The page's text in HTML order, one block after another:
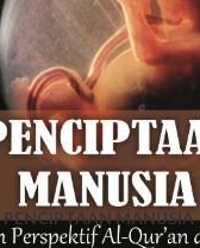
PENCIPTAAN MANUSIA